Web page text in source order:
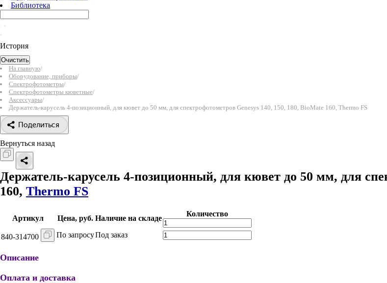
Библиотека
История
Очистить
На главную/
Оборудование, приборы/
Спектрофотометры/
Спектрофотометры кюветные/
Аксессуары/
Держатель-карусель 4-позиционный, для кювет до 50 мм, для спектрофотометров Genesys 140, 150, 180, BioMate 160, Thermo FS
Поделиться
Вернуться назад
Держатель-карусель 4-позиционный, для кювет до 50 мм, для
160, Thermo FS
Артикул Цена, руб. Наличие на складе
Количество
840-314700 По запросуПод заказ
Описание
Оплата и доставка